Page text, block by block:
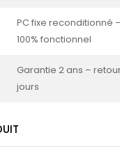
PC fixe reconditionné
100% fonctionnel
Garantie 2 ans –
jours